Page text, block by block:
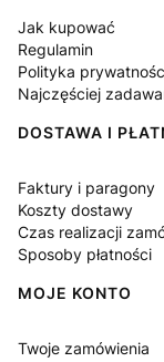
Jak kupować
Regulamin
Polityka
Najczęściej
DOSTAWA I
Faktury i paragony
Koszty dostawy
Czas realizacji
Sposoby płatności
MOJE KONTO
Twoje zamówienia